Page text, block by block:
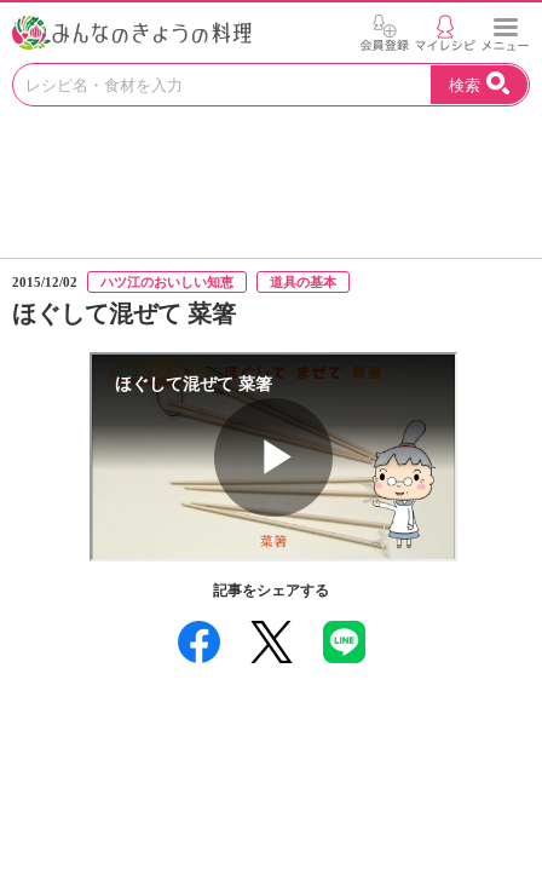
お
つ
う
。
H
K
エ
デ
ュ
ー
シ
ョ
検索
2015/12/02 ハツ江のおいしい知恵 道具の基本
ほぐして混ぜて 菜箸
記事をシェアする